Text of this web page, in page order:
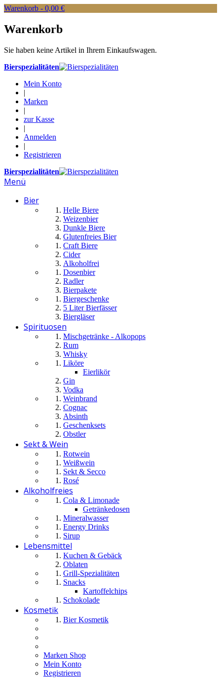
Warenkorb - 0,00 €
Warenkorb
Sie haben keine Artikel in Ihrem Einkaufswagen.
Bierspezialitäten
Mein Konto
|
Marken
|
zur Kasse
|
Anmelden
|
Registrieren
Bierspezialitäten
Menü
Bier
Helle Biere
Weizenbier
Dunkle Biere
Glutenfreies Bier
Craft Biere
Cider
Alkoholfrei
Dosenbier
Radler
Bierpakete
Biergeschenke
5 Liter Bierfässer
Biergläser
Spirituosen
Mischgetränke - Alkopops
Rum
Whisky
Liköre
Eierlikör
Gin
Vodka
Weinbrand
Cognac
Absinth
Geschenksets
Obstler
Sekt & Wein
Rotwein
Weißwein
Sekt & Secco
Rosé
Alkoholfreies
Cola & Limonade
Getränkedosen
Mineralwasser
Energy Drinks
Sirup
Lebensmittel
Kuchen & Gebäck
Oblaten
Grill-Spezialitäten
Snacks
Kartoffelchips
Schokolade
Kosmetik
Bier Kosmetik
Marken Shop
Mein Konto
Registrieren